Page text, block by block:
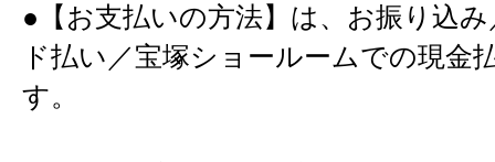
●【お支払いの方法】は、お振り込
ド払い／宝塚ショールームでの現金
す。